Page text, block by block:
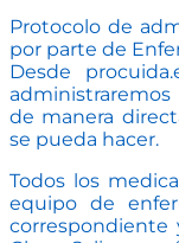
Protocolo de
por parte de
Desde
de manera
se pueda hacer.
Todos los
equipo de
correspondiente